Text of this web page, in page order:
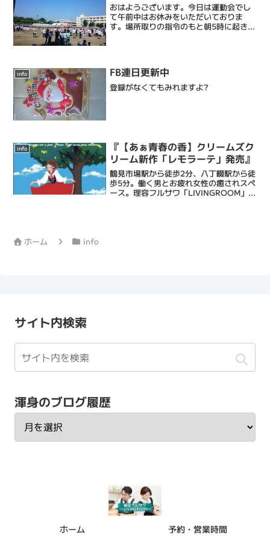
おはようございます。今日は運動会でし
て午前中はお休みをいただいておりま
す。場所取りの指令のもと朝5時に起きて
最終的にはディズニーランドの...
info FB連日更新中
登録がなくてもみれますよ?
info
『【あぁ青春の香】クリームズク
リーム新作「レモラーテ」発売』
鶴見市場駅から徒歩2分、八丁畷駅から徒
歩5分。働く男とお疲れ女性の癒されスペ
ース。理容フルサワ「LIVINGROOM」室
ホーム
info
サイト内検索
渾身のブログ履歴
ホーム
予約・営業時間